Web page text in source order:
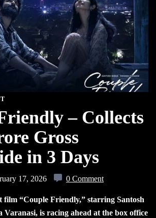
– Collects
Gross
in 3 Days
17, 2026 0 Comment
film “Couple Friendly,” starring Santosh
Varanasi, is racing ahead at the box office